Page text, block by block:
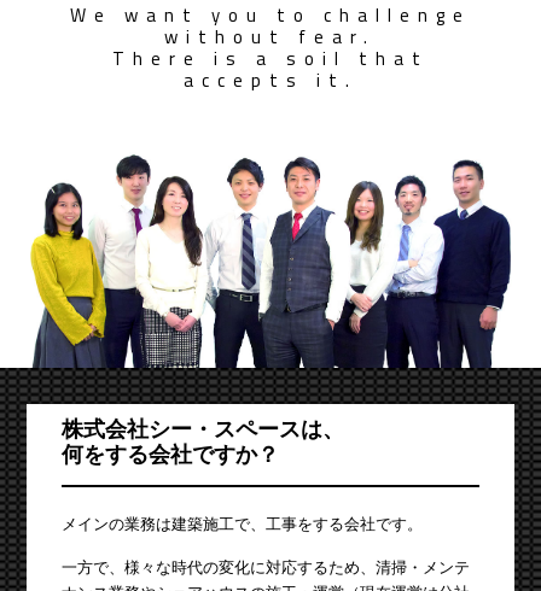
We want you to challenge
without fear.
There is a soil that
accepts it.
株式会社シー・スペースは、
何をする会社ですか？
メインの業務は建築施工で、工事をする会社です。
一方で、様々な時代の変化に対応するため、清掃・メンテ